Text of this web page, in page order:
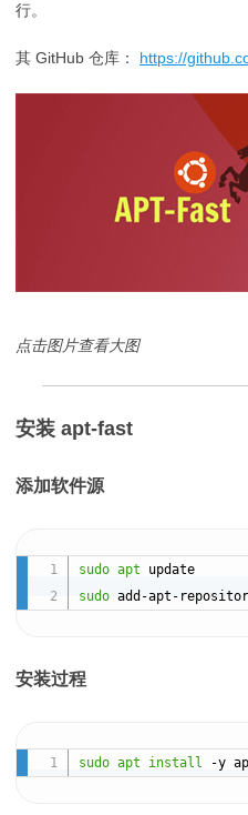
行。
其 GitHub 仓库： https://
点击图片查看大图
安装 apt-fast
添加软件源
sudo apt
update
sudo
安装过程
sudo apt install